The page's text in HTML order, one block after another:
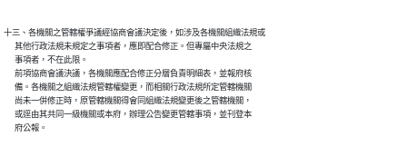
十三、各機關之管轄權爭議經協商會議決定後，如涉及各機關組織法規或
      其他行政法規未規定之事項者，應即配合修正。但專屬中央法規之
      事項者，不在此限。
      前項協商會議決議，各機關應配合修正分層負責明細表，並報府核
      備。各機關之組織法規管轄權變更，而相關行政法規所定管轄機關
      尚未一併修正時，原管轄機關得會同組織法規變更後之管轄機關，
      或逕由其共同一級機關或本府，辦理公告變更管轄事項，並刊登本